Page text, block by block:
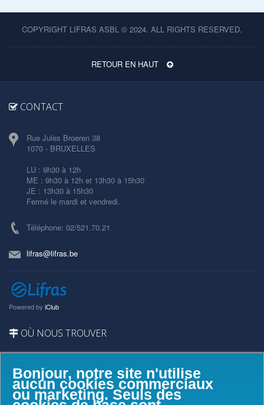
Bonjour, notre site n'utilise
aucun cookies commerciaux
ou marketing. Seuls des
COPYRIGHT LIFRAS ASBL © 2024. ALL RIGHTS RESERVED.
RETOUR EN HAUT
CONTACT
Rue Jules Broeren 38
1070 - BRUXELLES
LU : 9h30 à 12h
ME : 9h30 à 12h et 13h30 à 15h30
JE : 13h30 à 15h30
Fermé le mardi et vendredi.
Téléphone: 02/521.70.21
lifras@lifras.be
Powered by iClub
OÙ NOUS TROUVER